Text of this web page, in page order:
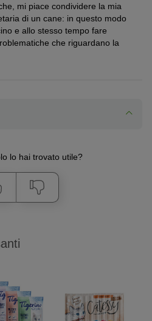
mi piace condividere la mia
di un cane: in questo modo
e allo stesso tempo fare
che riguardano la
lo hai trovato utile?